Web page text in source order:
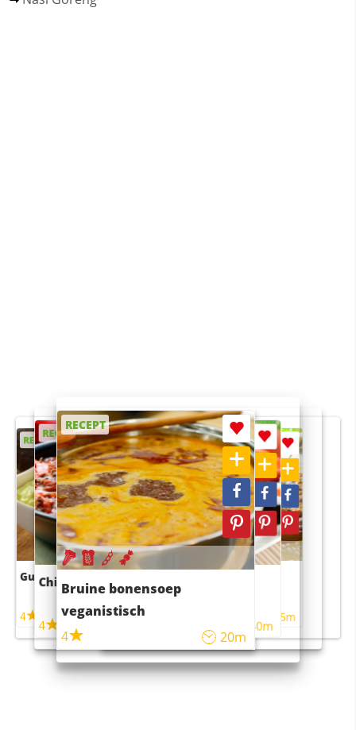
RECEPT
Guacamole
4
RECEPT
Chili con carne
4 45m
RECEPT
Bruine bonensoep
veganistisch
4
20m
RECEPT
Sushi rijstsalade
maaltijdsalade
40m
RECEPT
4 55m